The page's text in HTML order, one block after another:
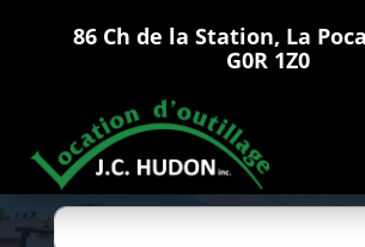
86 Ch de la Station, La
G0R 1Z0